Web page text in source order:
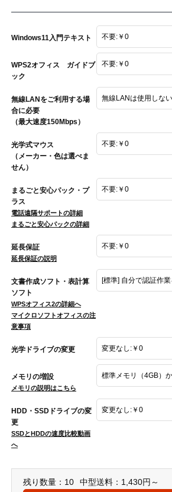
Windows11入門テキスト
WPS2オフィス ガイドブ
ック
無線LANをご利用する場
合に必要
（最大速度150Mbps）
光学式マウス
（メーカー・色は選べま
せん）
まるごと安心パック・プ
ラス
電話遠隔サポートの詳細
まるごと安心パックの詳細
延長保証
延長保証の説明
文書作成ソフト・表計算
ソフト
WPSオフィス2の詳細へ
マイクロソフトオフィスの注
意事項
光学ドライブの変更
メモリの増設
メモリの説明はこちら
HDD・SSDドライブの変
更
SSDとHDDの速度比較動画
へ
残り数量：10 中型送料：1,430円～